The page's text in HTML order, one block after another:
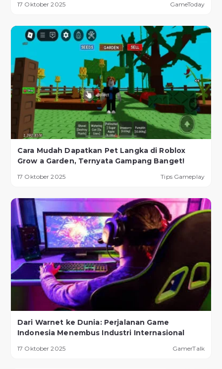
17 Oktober 2025 GameToday
Cara Mudah Dapatkan Pet Langka di Roblox
Grow a Garden, Ternyata Gampang Banget!
17 Oktober 2025 Tips Gameplay
Dari Warnet ke Dunia: Perjalanan Game
Indonesia Menembus Industri Internasional
17 Oktober 2025 GamerTalk